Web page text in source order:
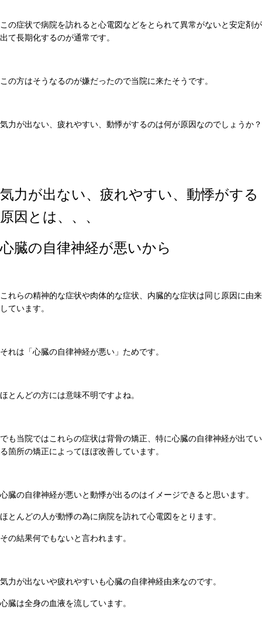
この症状で病院を訪れると心電図などをとられて異常がないと安定剤が
出て長期化するのが通常です。
この方はそうなるのが嫌だったので当院に来たそうです。
気力が出ない、疲れやすい、動悸がするのは何が原因なのでしょうか？
気力が出ない、疲れやすい、動悸がする
原因とは、、、
心臓の自律神経が悪いから
これらの精神的な症状や肉体的な症状、内臓的な症状は同じ原因に由来
しています。
それは「心臓の自律神経が悪い」ためです。
ほとんどの方には意味不明ですよね。
でも当院ではこれらの症状は背骨の矯正、特に心臓の自律神経が出てい
る箇所の矯正によってほぼ改善しています。
心臓の自律神経が悪いと動悸が出るのはイメージできると思います。
ほとんどの人が動悸の為に病院を訪れて心電図をとります。
その結果何でもないと言われます。
気力が出ないや疲れやすいも心臓の自律神経由来なのです。
心臓は全身の血液を流しています。